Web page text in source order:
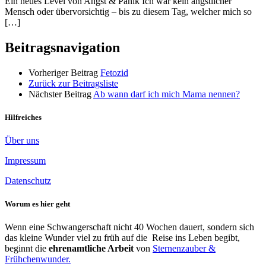
Mensch oder übervorsichtig – bis zu diesem Tag, welcher mich so
[…]
Beitragsnavigation
Vorheriger Beitrag Fetozid
Zurück zur Beitragsliste
Nächster Beitrag Ab wann darf ich mich Mama nennen?
Hilfreiches
Über uns
Impressum
Datenschutz
Worum es hier geht
Wenn eine Schwangerschaft nicht 40 Wochen dauert, sondern sich
das kleine Wunder viel zu früh auf die Reise ins Leben begibt,
beginnt die ehrenamtliche Arbeit von Sternenzauber &
Frühchenwunder.